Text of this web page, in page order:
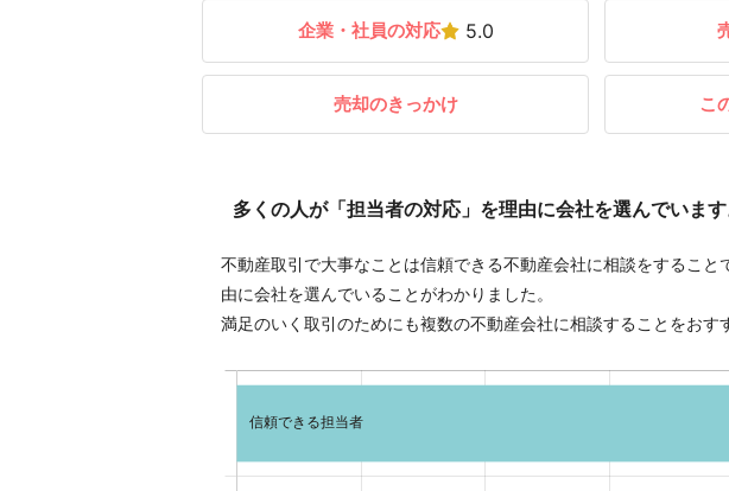
企業・社員の対応 5.0
売却のきっかけ こ
多くの人が「担当者の対応」を理由に会社を選んでいます
不動産取引で大事なことは信頼できる不動産会社に相談をするこ
由に会社を選んでいることがわかりました。
満足のいく取引のためにも複数の不動産会社に相談することをおす